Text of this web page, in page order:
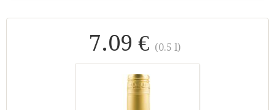
7.09 € (0.5 l)